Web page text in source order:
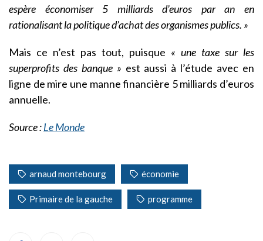
espère économiser 5 milliards d’euros par an en
rationalisant la politique d’achat des organismes publics. »
Mais ce n’est pas tout, puisque « une taxe sur les
superprofits des banque » est aussi à l’étude avec en
ligne de mire une manne financière 5 milliards d’euros
annuelle.
Source :Le Monde
arnaud montebourg économie
Primaire de la gauche programme